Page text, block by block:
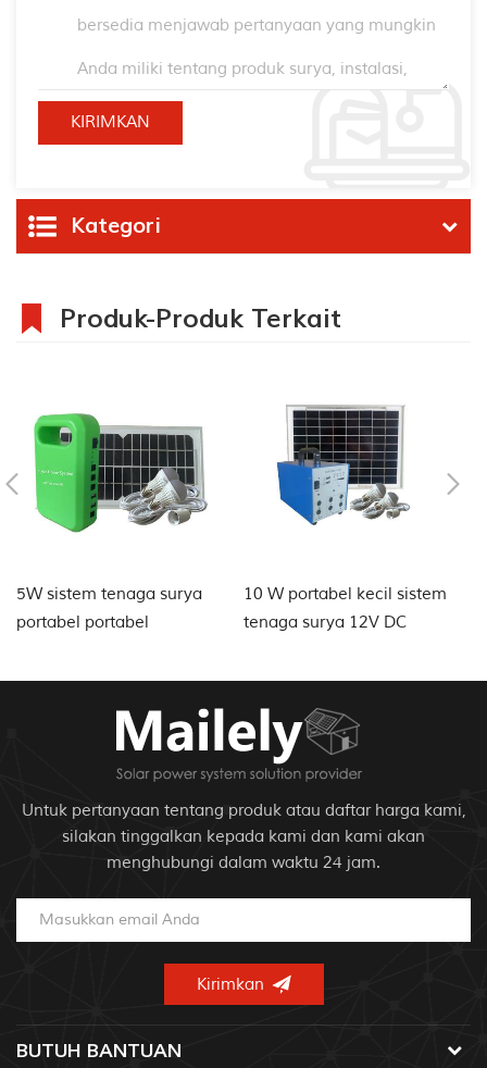
Kategori
Produk-Produk Terkait
5W sistem tenaga surya
portabel portabel
10 W portabel kecil sistem
tenaga surya 12V DC
Untuk pertanyaan tentang produk atau daftar harga kami,
silakan tinggalkan kepada kami dan kami akan
menghubungi dalam waktu 24 jam.
BUTUH BANTUAN